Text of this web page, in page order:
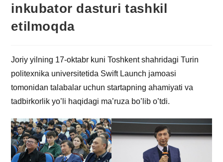
inkubator dasturi tashkil
etilmoqda
Joriy yilning 17-oktabr kuni Toshkent shahridagi Turin
politexnika universitetida Swift Launch jamoasi
tomonidan talabalar uchun startapning ahamiyati va
tadbirkorlik yo’li haqidagi ma’ruza bo’lib o’tdi.